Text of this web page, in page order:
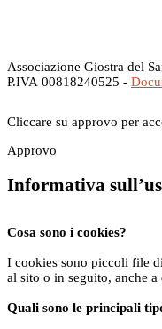
Associazione Giostra del
P.IVA 00818240525 -
Cliccare su approvo per
Approvo
Informativa
Cosa sono i cookies?
I cookies sono piccoli file
al sito o in seguito, anche
Quali sono le principali